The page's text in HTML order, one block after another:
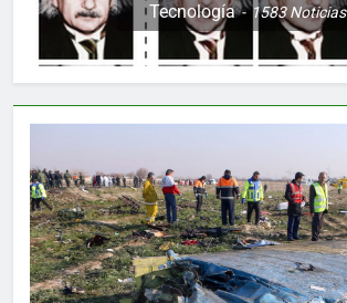
Tecnología 1583Noticias